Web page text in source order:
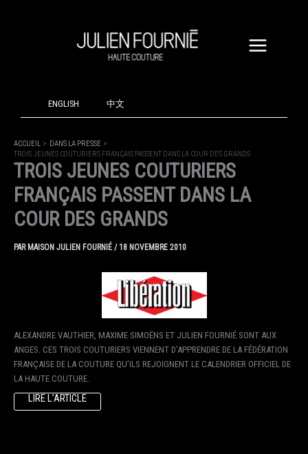
ENGLISH 中文
ACCUEIL
DANS LA PRESSE
TROIS JEUNES COUTURIERS FRANÇAIS PASSENT DANS LA COUR DES GRANDS
TROIS JEUNES COUTURIERS
FRANÇAIS PASSENT DANS LA
COUR DES GRANDS
PAR MAISON JULIEN FOURNIÉ /18 NOVEMBRE 2010
ALEXANDRE VAUTHIER, MAXIME SIMOËNS ET JULIEN FOURNIÉ SONT AUX
ANGES. CES TROIS COUTURIERS VIENNENT D’APPRENDRE DE LA FÉDÉRATION
FRANÇAISE DE LA COUTURE QU’ILS REJOIGNENT LE CALENDRIER OFFICIEL DE
LA HAUTE COUTURE.
LIRE L’ARTICLE